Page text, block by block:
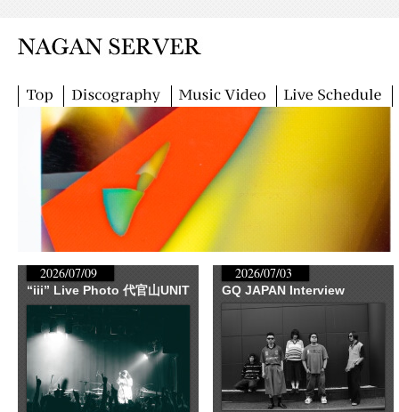
2026/07/09
“iii” Live Photo 代官山UNIT
2026/07/03
GQ JAPAN Interview